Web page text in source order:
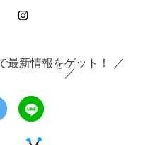
最新情報をゲット！ ／